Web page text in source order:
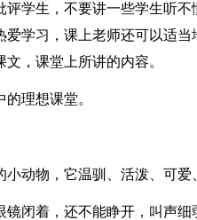
评学生，不要讲一些学生听
爱学习，课上老师还可以适
，课堂上所讲的内容。
理想课堂。
小动物，它温驯、活泼、可爱
镜闭着，还不能睁开，叫声